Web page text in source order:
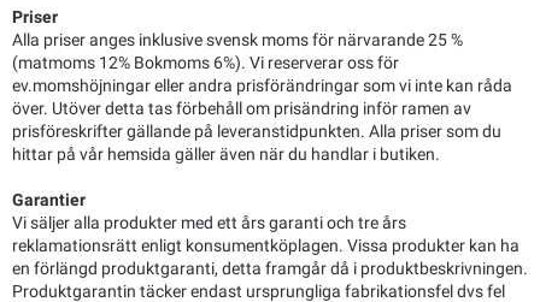
Priser
Alla priser anges inklusive svensk moms för närvarande 25 %
(matmoms 12% Bokmoms 6%). Vi reserverar oss för
ev.momshöjningar eller andra prisförändringar som vi inte kan råda
över. Utöver detta tas förbehåll om prisändring inför ramen av
prisföreskrifter gällande på leveranstidpunkten. Alla priser som du
hittar på vår hemsida gäller även när du handlar i butiken.
Garantier
Vi säljer alla produkter med ett års garanti och tre års
reklamationsrätt enligt konsumentköplagen. Vissa produkter kan ha
en förlängd produktgaranti, detta framgår då i produktbeskrivningen.
Produktgarantin täcker endast ursprungliga fabrikationsfel dvs fel